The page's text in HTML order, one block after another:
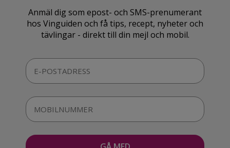
Anmäl dig som epost- och SMS-prenumerant
hos Vinguiden och få tips, recept, nyheter och
tävlingar - direkt till din mejl och mobil.